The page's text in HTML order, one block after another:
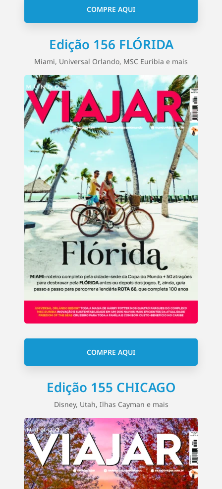
COMPRE AQUI
Edição 156 FLÓRIDA
Miami, Universal Orlando, MSC Euribia e mais
COMPRE AQUI
Edição 155 CHICAGO
Disney, Utah, Ilhas Cayman e mais